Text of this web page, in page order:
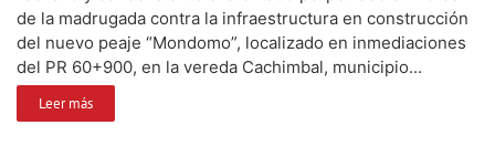
de la madrugada contra la infraestructura en construcción
del nuevo peaje “Mondomo”, localizado en inmediaciones
del PR 60+900, en la vereda Cachimbal, municipio...
Leer más